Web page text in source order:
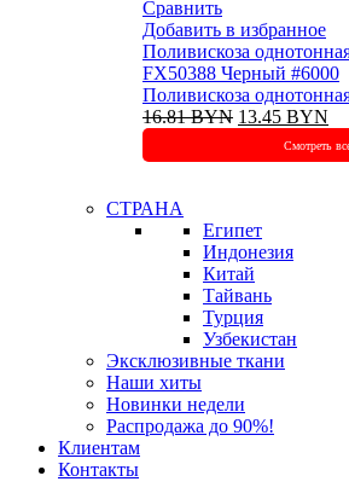
Сравнить
Добавить в избранное
Поливискоза
FX50388 Черный #6000
Поливискоза
16.81BYN
составляла
13.45 BYN
Смотреть
СТРАНА
Египет
Индонезия
Китай
Тайвань
Турция
Узбекистан
Эксклюзивные ткани
Наши хиты
Новинки недели
Распродажа до 90%!
Клиентам
Контакты